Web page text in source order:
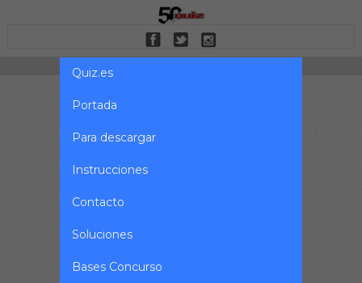
Quiz.es
Portada
Para descargar
Instrucciones
Contacto
Soluciones
Bases Concurso